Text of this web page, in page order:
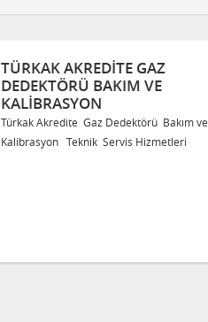
TÜRKAK AKREDITE GAZ
DEDEKTÖRÜ BAKIM VE
KALIBRASYON
Türkak Akredite Gaz Dedektörü Bakım ve
Kalibrasyon Teknik Servis Hizmetleri